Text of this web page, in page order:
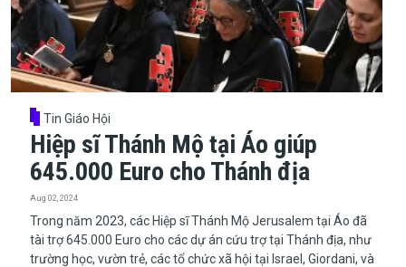
Tin Giáo Hội
Hiệp sĩ Thánh Mộ tại Áo giúp
645.000 Euro cho Thánh địa
Aug 02, 2024
Trong năm 2023, các Hiệp sĩ Thánh Mộ Jerusalem tại Áo đã
tài trợ 645.000 Euro cho các dự án cứu trợ tại Thánh địa, như
trường học, vườn trẻ, các tổ chức xã hội tại Israel, Giordani, và